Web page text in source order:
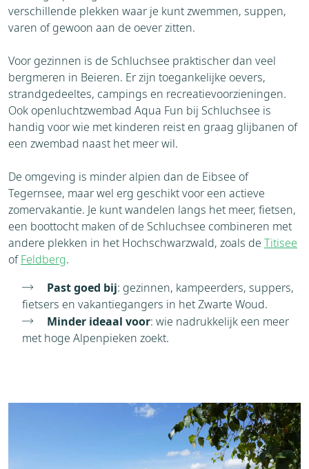
verschillende plekken waar je kunt zwemmen, suppen,
varen of gewoon aan de oever zitten.
Voor gezinnen is de Schluchsee praktischer dan veel
bergmeren in Beieren. Er zijn toegankelijke oevers,
strandgedeeltes, campings en recreatievoorzieningen.
Ook openluchtzwembad Aqua Fun bij Schluchsee is
handig voor wie met kinderen reist en graag glijbanen of
een zwembad naast het meer wil.
De omgeving is minder alpien dan de Eibsee of
Tegernsee, maar wel erg geschikt voor een actieve
zomervakantie. Je kunt wandelen langs het meer, fietsen,
een boottocht maken of de Schluchsee combineren met
andere plekken in het Hochschwarzwald, zoals de Titisee
ofFeldberg.
Past goed bij: gezinnen, kampeerders, suppers,
fietsers en vakantiegangers in het Zwarte Woud.
Minder ideaal voor: wie nadrukkelijk een meer
met hoge Alpenpieken zoekt.